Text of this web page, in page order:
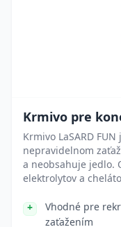
Krmivo pre
Krmivo LaSARD
nepravidelnom
a neobsahuje jedlo.
elektrolytov a
Vhodné pre
zaťažením